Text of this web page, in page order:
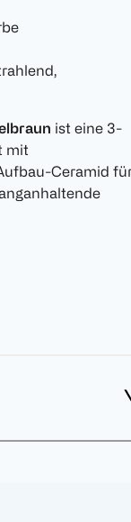
ist eine 3-
mit
Ceramid